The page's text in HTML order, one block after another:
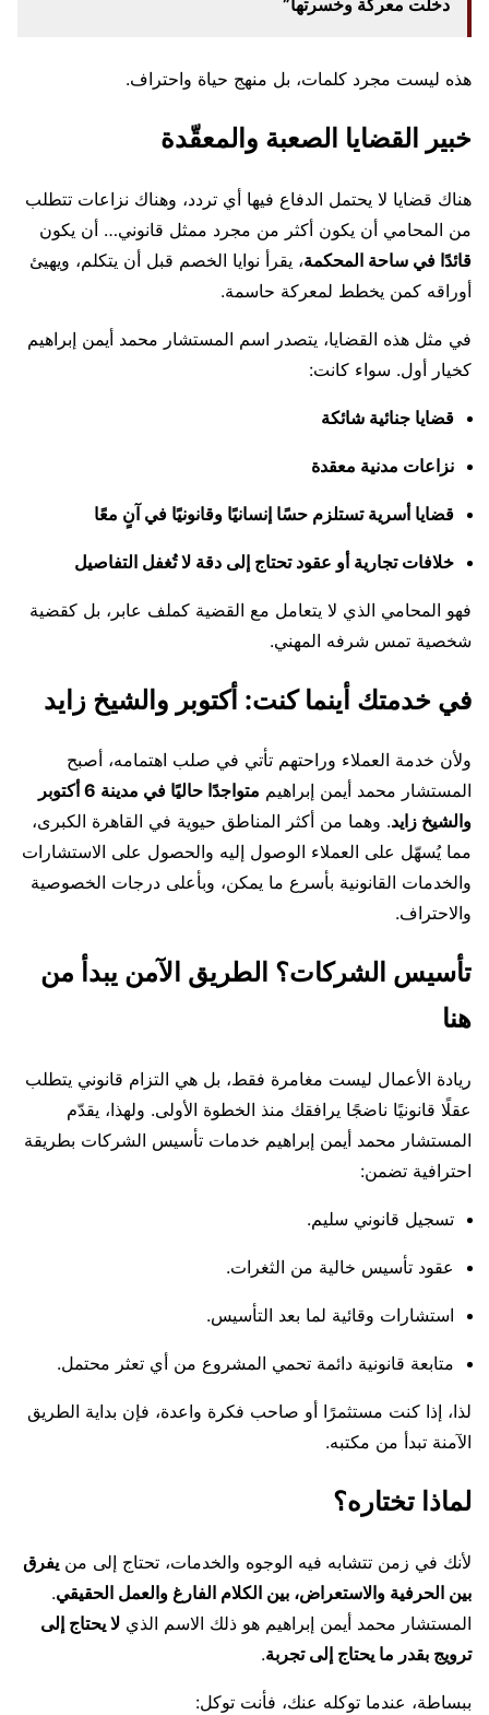
هذه ليست مجرد كلمات، بل منهج حياة واحتراف.
خبير القضايا الصعبة والمعقّدة
هناك قضايا لا يحتمل الدفاع فيها أي تردد، وهناك نزاعات تتطلب
من المحامي أن يكون أكثر من مجرد ممثل قانوني… أن يكون
قائدًا في ساحة المحكمة، يقرأ نوايا الخصم قبل أن يتكلم، ويهيئ
أوراقه كمن يخطط لمعركة حاسمة.
في مثل هذه القضايا، يتصدر اسم المستشار محمد أيمن إبراهيم
كخيار أول. سواء كانت:
قضايا جنائية شائكة
نزاعات مدنية معقدة
قضايا أسرية تستلزم حسًا إنسانيًا وقانونيًا في آنٍ معًا
خلافات تجارية أو عقود تحتاج إلى دقة لا تُغفل التفاصيل
فهو المحامي الذي لا يتعامل مع القضية كملف عابر، بل كقضية
شخصية تمس شرفه المهني.
في خدمتك أينما كنت: أكتوبر والشيخ زايد
ولأن خدمة العملاء وراحتهم تأتي في صلب اهتمامه، أصبح
المستشار محمد أيمن إبراهيم
متواجدًا حاليًا في مدينة 6 أكتوبر
والشيخ زايد. وهما من أكثر المناطق حيوية في القاهرة الكبرى،
مما يُسهّل على العملاء الوصول إليه والحصول على الاستشارات
والخدمات القانونية بأسرع ما يمكن، وبأعلى درجات الخصوصية
والاحتراف.
تأسيس الشركات؟ الطريق الآمن يبدأ من
هنا
ريادة الأعمال ليست مغامرة فقط، بل هي التزام قانوني يتطلب
عقلًا قانونيًا ناضجًا يرافقك منذ الخطوة الأولى. ولهذا، يقدّم
المستشار محمد أيمن إبراهيم خدمات تأسيس الشركات بطريقة
احترافية تضمن:
تسجيل قانوني سليم.
عقود تأسيس خالية من الثغرات.
استشارات وقائية لما بعد التأسيس.
متابعة قانونية دائمة تحمي المشروع من أي تعثر محتمل.
لذا، إذا كنت مستثمرًا أو صاحب فكرة واعدة، فإن بداية الطريق
الآمنة تبدأ من مكتبه.
لماذا تختاره؟
لأنك في زمن تتشابه فيه الوجوه والخدمات، تحتاج إلى من يفرق
بين الحرفية والاستعراض، بين الكلام الفارغ والعمل الحقيقي.
المستشار محمد أيمن إبراهيم هو ذلك الاسم الذي لا يحتاج إلى
ترويج بقدر ما يحتاج إلى تجربة.
ببساطة، عندما توكله عنك، فأنت توكل: